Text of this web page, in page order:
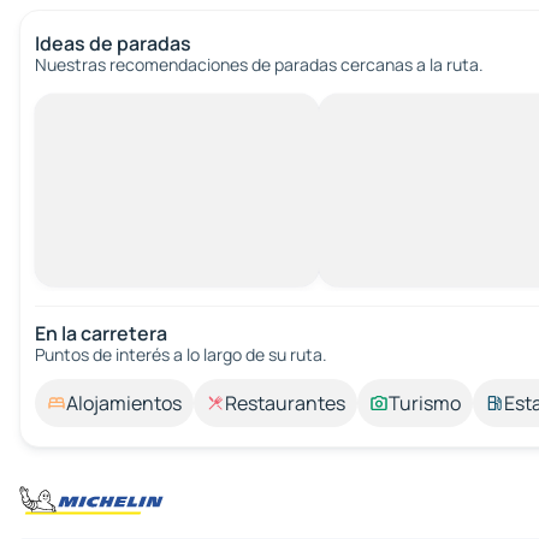
Ideas de paradas
Nuestras recomendaciones de paradas cercanas a la ruta.
En la carretera
Puntos de interés a lo largo de su ruta.
Alojamientos Restaurantes Turismo